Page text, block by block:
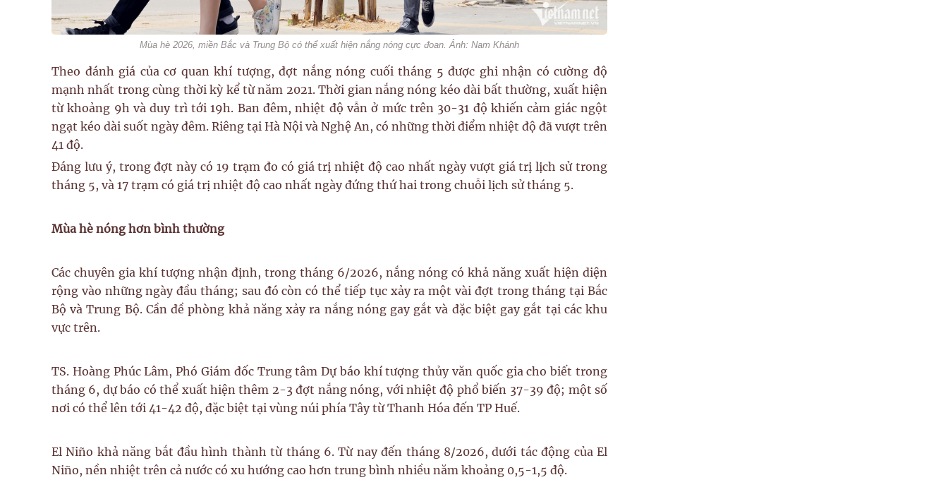
Mùa hè 2026, miền Bắc và Trung Bộ có thể xuất hiện nắng nóng cực đoan. Ảnh: Nam Khánh
Theo đánh giá của cơ quan khí tượng, đợt nắng nóng cuối tháng 5 được ghi nhận có cường độ
mạnh nhất trong cùng thời kỳ kể từ năm 2021. Thời gian nắng nóng kéo dài bất thường, xuất hiện
từ khoảng 9h và duy trì tới 19h. Ban đêm, nhiệt độ vẫn ở mức trên 30-31 độ khiến cảm giác ngột
ngạt kéo dài suốt ngày đêm. Riêng tại Hà Nội và Nghệ An, có những thời điểm nhiệt độ đã vượt trên
41 độ.
Đáng lưu ý, trong đợt này có 19 trạm đo có giá trị nhiệt độ cao nhất ngày vượt giá trị lịch sử trong
tháng 5, và 17 trạm có giá trị nhiệt độ cao nhất ngày đứng thứ hai trong chuỗi lịch sử tháng 5.
Mùa hè nóng hơn bình thường
Các chuyên gia khí tượng nhận định, trong tháng 6/2026, nắng nóng có khả năng xuất hiện diện
rộng vào những ngày đầu tháng; sau đó còn có thể tiếp tục xảy ra một vài đợt trong tháng tại Bắc
Bộ và Trung Bộ. Cần đề phòng khả năng xảy ra nắng nóng gay gắt và đặc biệt gay gắt tại các khu
vực trên.
TS. Hoàng Phúc Lâm, Phó Giám đốc Trung tâm Dự báo khí tượng thủy văn quốc gia cho biết trong
tháng 6, dự báo có thể xuất hiện thêm 2-3 đợt nắng nóng, với nhiệt độ phổ biến 37-39 độ; một số
nơi có thể lên tới 41-42 độ, đặc biệt tại vùng núi phía Tây từ Thanh Hóa đến TP Huế.
El Niño khả năng bắt đầu hình thành từ tháng 6. Từ nay đến tháng 8/2026, dưới tác động của El
Niño, nền nhiệt trên cả nước có xu hướng cao hơn trung bình nhiều năm khoảng 0,5-1,5 độ.